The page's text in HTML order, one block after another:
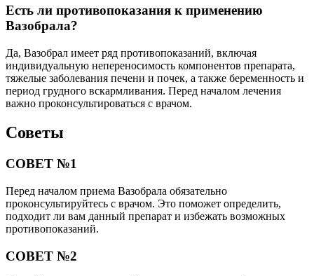
Есть ли противопоказания к применению
Вазобрала?
Да, Вазобрал имеет ряд противопоказаний, включая
индивидуальную непереносимость компонентов препарата,
тяжелые заболевания печени и почек, а также беременность и
период грудного вскармливания. Перед началом лечения
важно проконсультироваться с врачом.
Советы
СОВЕТ №1
Перед началом приема Вазобрала обязательно
проконсультируйтесь с врачом. Это поможет определить,
подходит ли вам данный препарат и избежать возможных
противопоказаний.
СОВЕТ №2